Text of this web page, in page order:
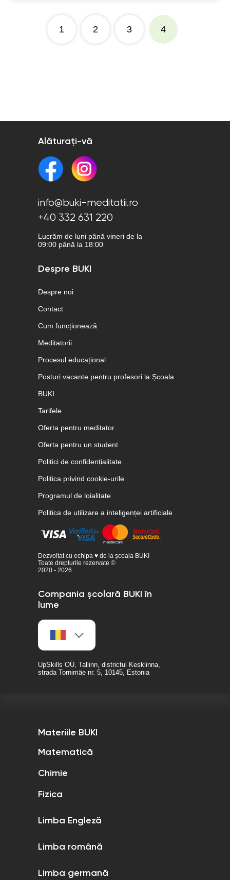
1 2 3 4
Alăturați-vă
info@buki-meditatii.ro
+40 332 631 220
Lucrăm de luni până vineri de la
09:00 până la 18:00
Despre BUKI
Despre noi
Contact
Cum funcționează
Meditatorii
Procesul educațional
Posturi vacante pentru profesori la Școala
BUKI
Tarifele
Oferta pentru meditator
Oferta pentru un student
Politici de confidențialitate
Politica privind cookie-urile
Programul de loialitate
Politica de utilizare a inteligenței artificiale
Dezvoltat cu echipa ♥ de la școala BUKI
Toate drepturile rezervate ©
2020 - 2026
Compania școlară BUKI în
lume
UpSkills OÜ, Tallinn, districtul Kesklinna,
strada Tornimäe nr. 5, 10145, Estonia
Materiile BUKI
Matematică
Chimie
Fizica
Limba Engleză
Limba română
Limba germană